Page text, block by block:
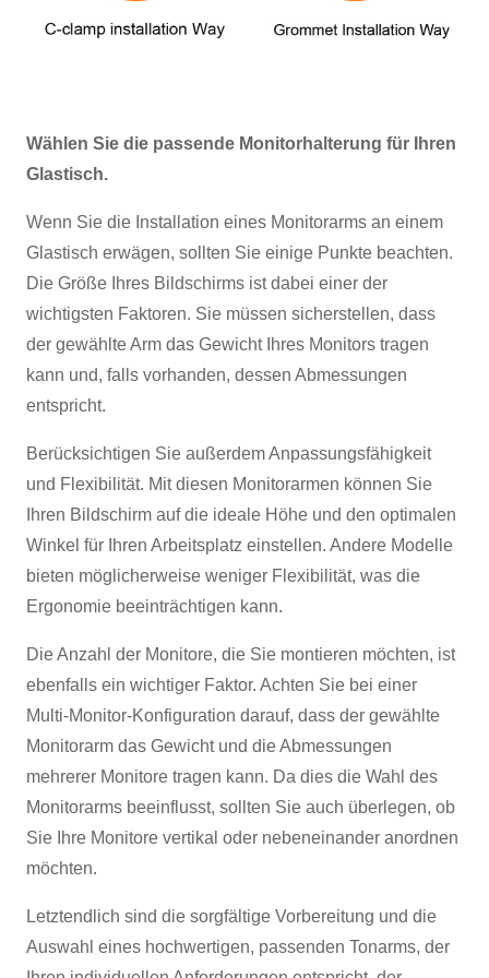
Wählen Sie die passende Monitorhalterung für Ihren
Glastisch.
Wenn Sie die Installation eines Monitorarms an einem
Glastisch erwägen, sollten Sie einige Punkte beachten.
Die Größe Ihres Bildschirms ist dabei einer der
wichtigsten Faktoren. Sie müssen sicherstellen, dass
der gewählte Arm das Gewicht Ihres Monitors tragen
kann und, falls vorhanden, dessen Abmessungen
entspricht.
Berücksichtigen Sie außerdem Anpassungsfähigkeit
und Flexibilität. Mit diesen Monitorarmen können Sie
Ihren Bildschirm auf die ideale Höhe und den optimalen
Winkel für Ihren Arbeitsplatz einstellen. Andere Modelle
bieten möglicherweise weniger Flexibilität, was die
Ergonomie beeinträchtigen kann.
Die Anzahl der Monitore, die Sie montieren möchten, ist
ebenfalls ein wichtiger Faktor. Achten Sie bei einer
Multi-Monitor-Konfiguration darauf, dass der gewählte
Monitorarm das Gewicht und die Abmessungen
mehrerer Monitore tragen kann. Da dies die Wahl des
Monitorarms beeinflusst, sollten Sie auch überlegen, ob
Sie Ihre Monitore vertikal oder nebeneinander anordnen
möchten.
Letztendlich sind die sorgfältige Vorbereitung und die
Auswahl eines hochwertigen, passenden Tonarms, der